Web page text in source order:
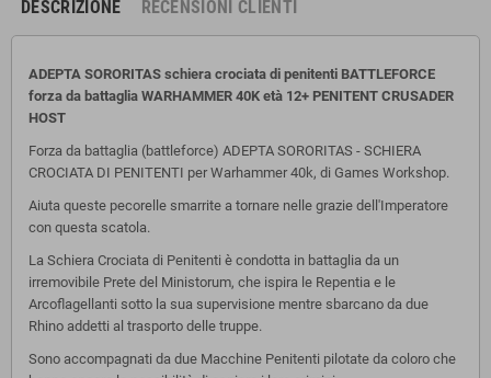
DESCRIZIONE RECENSIONI CLIENTI
ADEPTA SORORITAS schiera crociata di penitenti BATTLEFORCE
forza da battaglia WARHAMMER 40K età 12+ PENITENT CRUSADER
HOST
Forza da battaglia (battleforce) ADEPTA SORORITAS - SCHIERA
CROCIATA DI PENITENTI per Warhammer 40k, di Games Workshop.
Aiuta queste pecorelle smarrite a tornare nelle grazie dell'Imperatore
con questa scatola.
La Schiera Crociata di Penitenti è condotta in battaglia da un
irremovibile Prete del Ministorum, che ispira le Repentia e le
Arcoflagellanti sotto la sua supervisione mentre sbarcano da due
Rhino addetti al trasporto delle truppe.
Sono accompagnati da due Macchine Penitenti pilotate da coloro che